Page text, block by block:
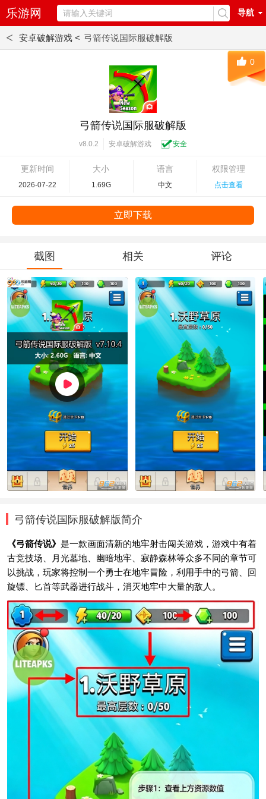
乐游网 导航
< 安卓破解游戏 < 弓箭传说国际服破解版
弓箭传说国际服破解版
v8.0.2 安卓破解游戏 安全
更新时间
2026-07-22
大小
1.69G
语言
中文
权限管理
点击查看
0
立即下载
截图 相关 评论
弓箭传说国际服破解版简介
《弓箭传说》 是一款画面清新的地牢射击闯关游戏，游戏中有着
古竞技场、月光墓地、幽暗地牢、寂静森林等众多不同的章节可
以挑战，玩家将控制一个勇士在地牢冒险，利用手中的弓箭、回
旋镖、匕首等武器进行战斗，消灭地牢中大量的敌人。